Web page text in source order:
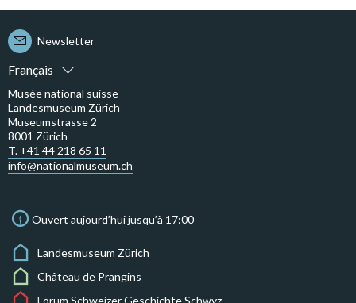
Français
Newsletter
Musée national suisse
Landesmuseum Zürich
Museumstrasse 2
8001 Zürich
T. +41 44 218 65 11
info@nationalmuseum.ch
Ouvert aujourd’hui jusqu’à 17:00
Landesmuseum Zürich
Château de Prangins